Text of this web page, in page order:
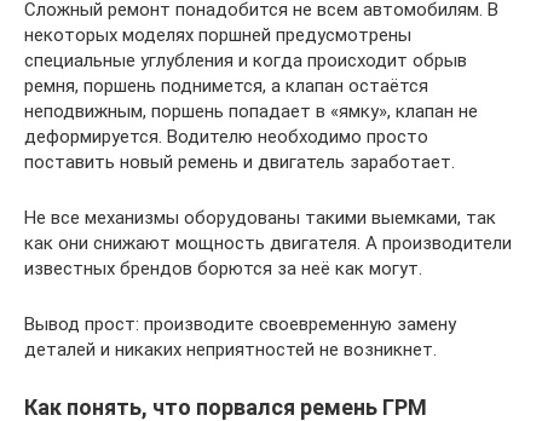
Сложный ремонт понадобится не всем автомобилям. В
некоторых моделях поршней предусмотрены
специальные углубления и когда происходит обрыв
ремня, поршень поднимется, а клапан остаётся
неподвижным, поршень попадает в «ямку», клапан не
деформируется. Водителю необходимо просто
поставить новый ремень и двигатель заработает.
Не все механизмы оборудованы такими выемками, так
как они снижают мощность двигателя. А производители
известных брендов борются за неё как могут.
Вывод прост: производите своевременную замену
деталей и никаких неприятностей не возникнет.
Как понять, что порвался ремень ГРМ